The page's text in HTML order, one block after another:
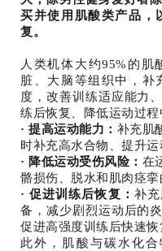
买并使用肌酸类产品，
复。
人类机体大约95%的肌
脏、大脑等组织中，补
度，改善训练适应能力
练后恢复、降低运动过程
· 提高运动能力： 补充肌
时补充高水合物、提升运
· 降低运动受伤风险： 在
骼损伤、脱水和肌肉痉挛
· 促进训练后恢复： 补
备，减少剧烈运动后的
促进高强度训练后快速恢
此外，肌酸与碳水化